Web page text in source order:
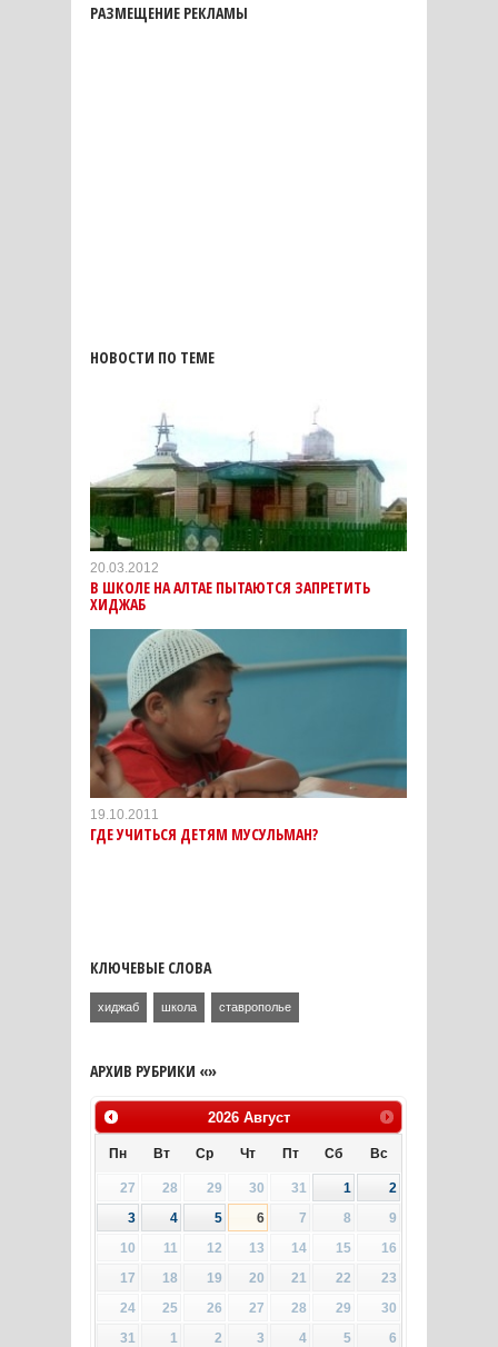
РАЗМЕЩЕНИЕ РЕКЛАМЫ
НОВОСТИ ПО ТЕМЕ
20.03.2012
В ШКОЛЕ НА АЛТАЕ ПЫТАЮТСЯ ЗАПРЕТИТЬ
ХИДЖАБ
19.10.2011
ГДЕ УЧИТЬСЯ ДЕТЯМ МУСУЛЬМАН?
КЛЮЧЕВЫЕ СЛОВА
хиджаб школа ставрополье
АРХИВ РУБРИКИ «»
2026 Август
Пн Вт Ср Чт Пт Сб Вс
27 28 29 30 31 1
2
3
4 5 6 7 8
9
10
11 12 13 14 15
16
17
18 19 20 21 22
23
24
25 26 27 28 29
30
31
1 2 3 4 5 6